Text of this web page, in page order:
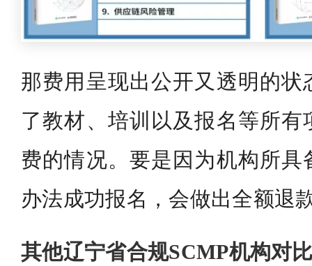
那费用呈现出公开又透明的状
了教材、培训以及报名等所有
费的情况。要是因为机构所具
办法成功报名，会做出全额退
其他辽宁省合规SCMP机构对